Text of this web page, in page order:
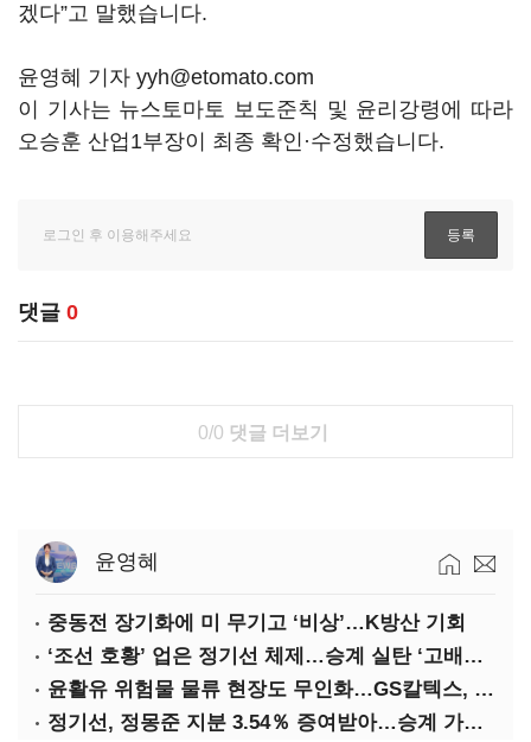
겠다”고 말했습니다.
윤영혜 기자 yyh@etomato.com
이 기사는 뉴스토마토 보도준칙 및 윤리강령에 따라
오승훈 산업1부장이 최종 확인·수정했습니다.
댓글 0
0/0 댓글 더보기
윤영혜
중동전 장기화에 미 무기고 ‘비상’…K방산 기회
‘조선 호황’ 업은 정기선 체제…승계 실탄 ‘고배당’ 주목
윤활유 위험물 물류 현장도 무인화…GS칼텍스, 디지털 전환 가속
정기선, 정몽준 지분 3.54％ 증여받아…승계 가속화